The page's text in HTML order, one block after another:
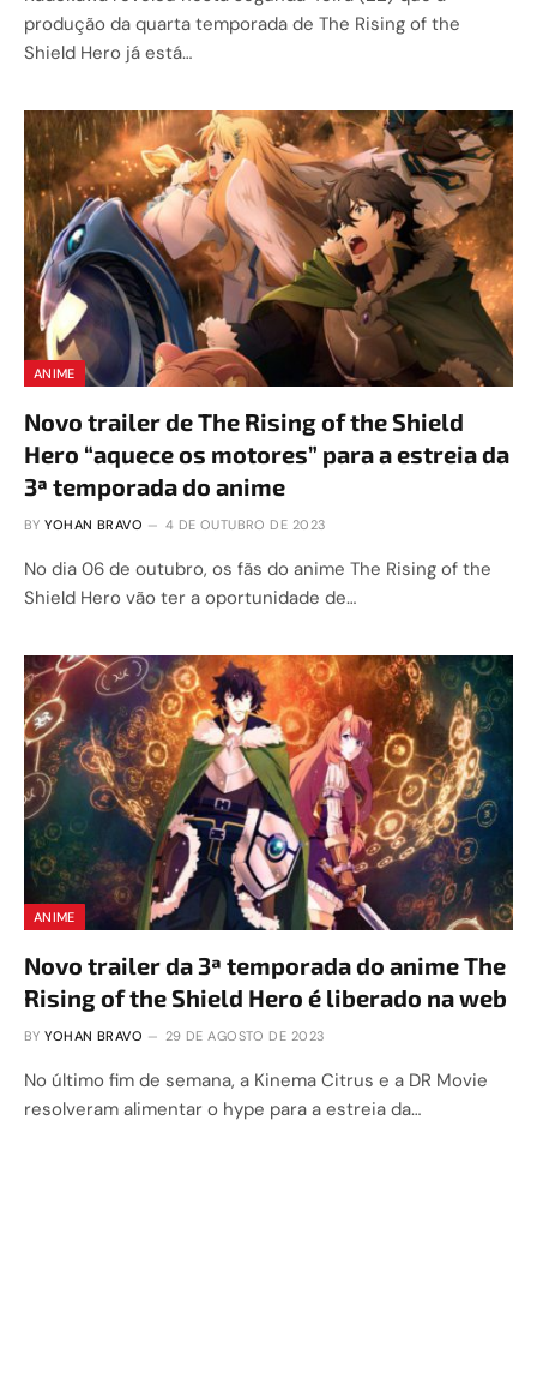
produção da quarta temporada de The Rising of the
Shield Hero já está…
ANIME
Novo trailer de The Rising of the Shield
Hero “aquece os motores” para a estreia da
3ª temporada do anime
BY YOHAN BRAVO 4 DE OUTUBRO DE 2023
No dia 06 de outubro, os fãs do anime The Rising of the
Shield Hero vão ter a oportunidade de…
ANIME
Novo trailer da 3ª temporada do anime The
Rising of the Shield Hero é liberado na web
BY YOHAN BRAVO 29 DE AGOSTO DE 2023
No último fim de semana, a Kinema Citrus e a DR Movie
resolveram alimentar o hype para a estreia da…